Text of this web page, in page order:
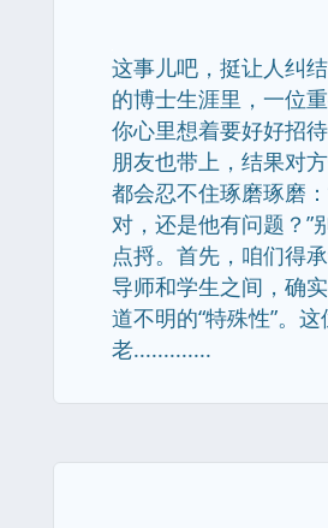
这事儿吧，挺让人纠
的博士生涯里，一位
你心里想着要好好招
朋友也带上，结果对
都会忍不住琢磨琢磨
对，还是他有问题？”
点捋。首先，咱们得
导师和学生之间，确
道不明的“特殊性”。
老.............